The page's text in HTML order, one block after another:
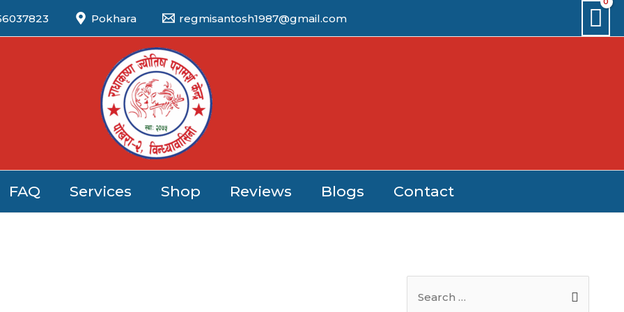
Pokhara regmisantosh1987@gmail.com
FAQ Services Shop Reviews Blogs Contact